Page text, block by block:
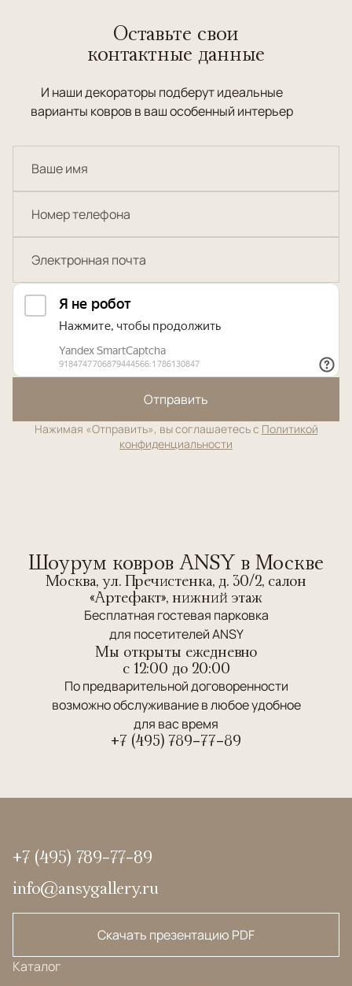
Оставьте свои
контактные данные
И наши декораторы подберут идеальные
варианты ковров в ваш особенный интерьер
Отправить
Нажимая «Отправить», вы соглашаетесь с Политикой
конфиденциальности
Шоурум ковров ANSY в Москве
Москва, ул. Пречистенка, д. 30/2, салон
«Артефакт», нижний этаж
Бесплатная гостевая парковка
для посетителей ANSY
Мы открыты ежедневно
c 12:00 до 20:00
По предварительной договоренности
возможно обслуживание в любое удобное
для вас время
+7 (495) 789-77-89
+7 (495) 789-77-89
info@ansygallery.ru
Скачать презентацию PDF
Каталог